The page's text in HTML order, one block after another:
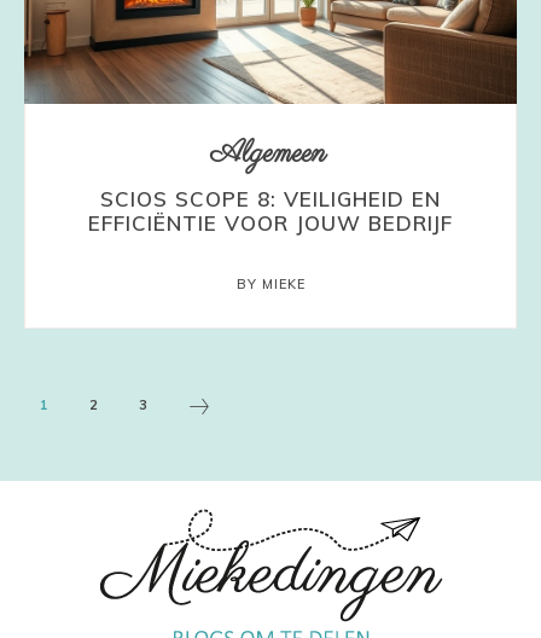
Algemeen
SCIOS SCOPE 8: VEILIGHEID EN
EFFICIËNTIE VOOR JOUW BEDRIJF
BY MIEKE
1 2 3